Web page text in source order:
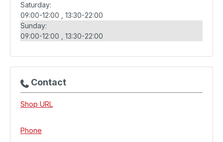
Saturday:
09:00-12:00
13:30-22:00
Sunday:
09:00-12:00
13:30-22:00
Contact
Shop URL
Phone